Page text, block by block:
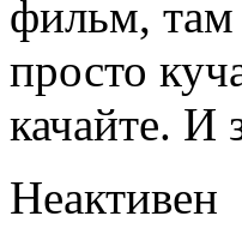
фильм, там
просто
качайте. И
Неактивен